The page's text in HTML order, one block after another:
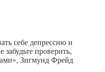
себе депрессию и
проверить,
Зигмунд Фрейд